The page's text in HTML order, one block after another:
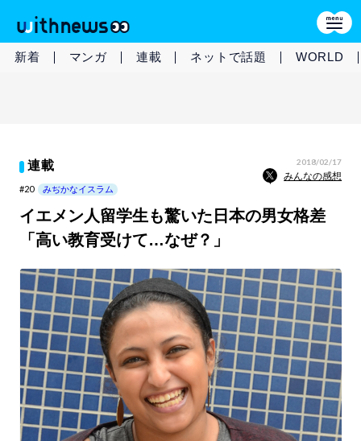
新着 マンガ 連載 ネットで話題 WORLD
連載 2018/02/17
みんなの感想
#20 みぢかなイスラム
イエメン人留学生も驚いた日本の男女格差
「高い教育受けて…なぜ？」